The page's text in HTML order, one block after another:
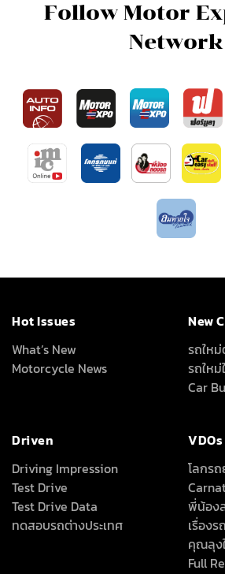
Follow Motor
Network
Hot Issues
What’s New
Motorcycle News
New
รถใหม่
รถใหม่
Car
Driven
Driving Impression
Test Drive
Test Drive Data
ทดสอบรถต่างประเทศ
VDOs
โลกร
พี่น้อง
เรื่องร
คุณลุง
Full